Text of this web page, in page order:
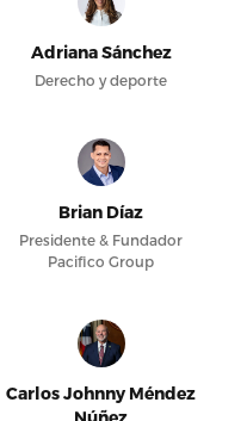
Adriana Sánchez
Derecho y deporte
Brian Díaz
Presidente & Fundador
Pacifico Group
Carlos Johnny Méndez
Núñez